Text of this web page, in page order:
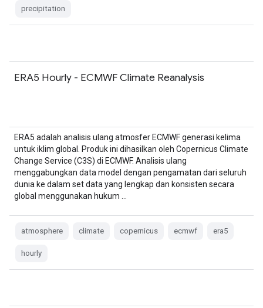
precipitation
ERA5 Hourly - ECMWF Climate Reanalysis
ERA5 adalah analisis ulang atmosfer ECMWF generasi kelima
untuk iklim global. Produk ini dihasilkan oleh Copernicus Climate
Change Service (C3S) di ECMWF. Analisis ulang
menggabungkan data model dengan pengamatan dari seluruh
dunia ke dalam set data yang lengkap dan konsisten secara
global menggunakan hukum …
atmosphere climate copernicus ecmwf era5
hourly